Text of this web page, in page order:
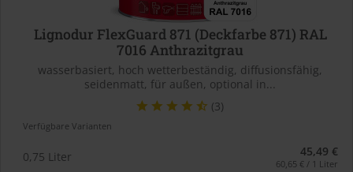
Lignodur FlexGuard 871 (Deckfarbe 871) RAL
7016 Anthrazitgrau
wasserbasiert, hoch wetterbeständig, diffusionsfähig,
seidenmatt, für außen, optional in...
(3)
Verfügbare Varianten
0,75 Liter 45,49 €
60,65 € / 1 Liter